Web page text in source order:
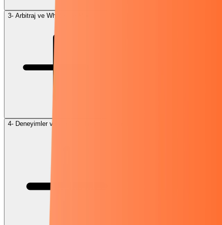
3- Arbitraj ve Wholesale Modelleri
4- Deneyimler ve Gerçek Hayat Örnekleri